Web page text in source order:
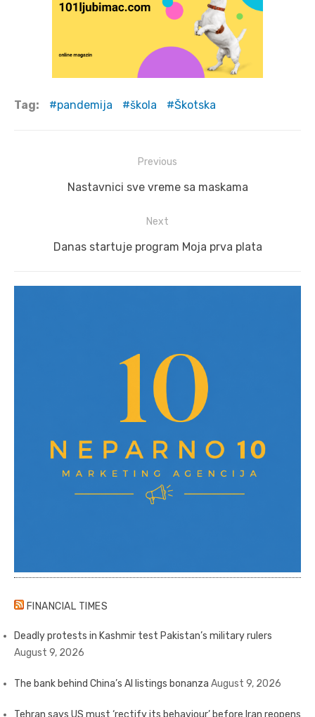
Tag: pandemija škola Škotska
navigation
Previous
Previous
Nastavnici sve vreme sa maskama
Next
Next
Danas startuje program Moja prva plata
FINANCIAL TIMES
Deadly protests in Kashmir test Pakistan’s military rulers
August 9, 2026
The bank behind China’s AI listings bonanza August 9, 2026
Tehran says US must ‘rectify its behaviour’ before Iran reopens